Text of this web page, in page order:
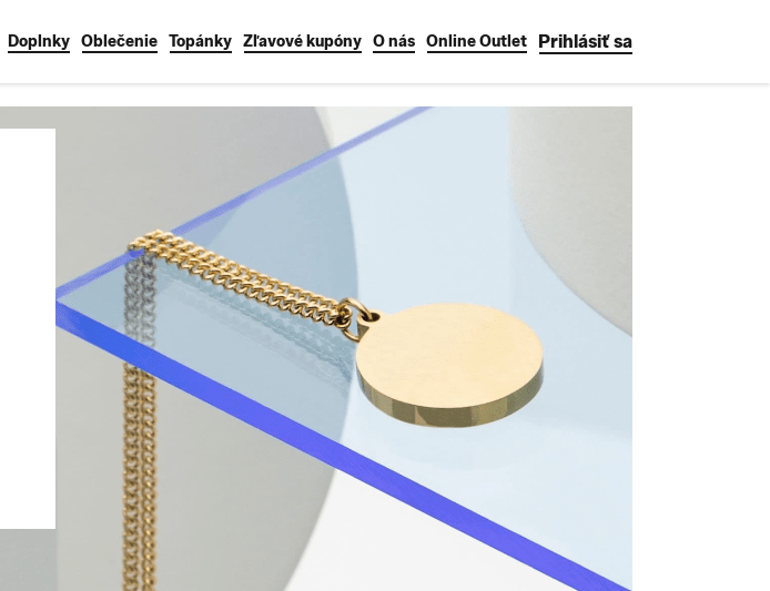
Doplnky Oblečenie Topánky Zľavové kupóny O nás Online Outlet Prihlásiť sa